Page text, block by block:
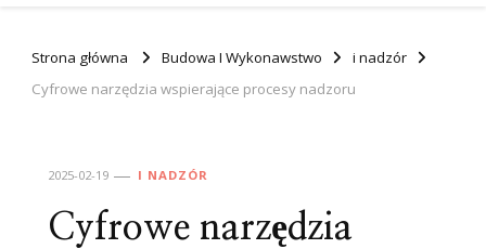
Strona główna Budowa I Wykonawstwo
i nadzór
Cyfrowe narzędzia wspierające procesy nadzoru
2025-02-19 I NADZÓR
Cyfrowe narzędzia